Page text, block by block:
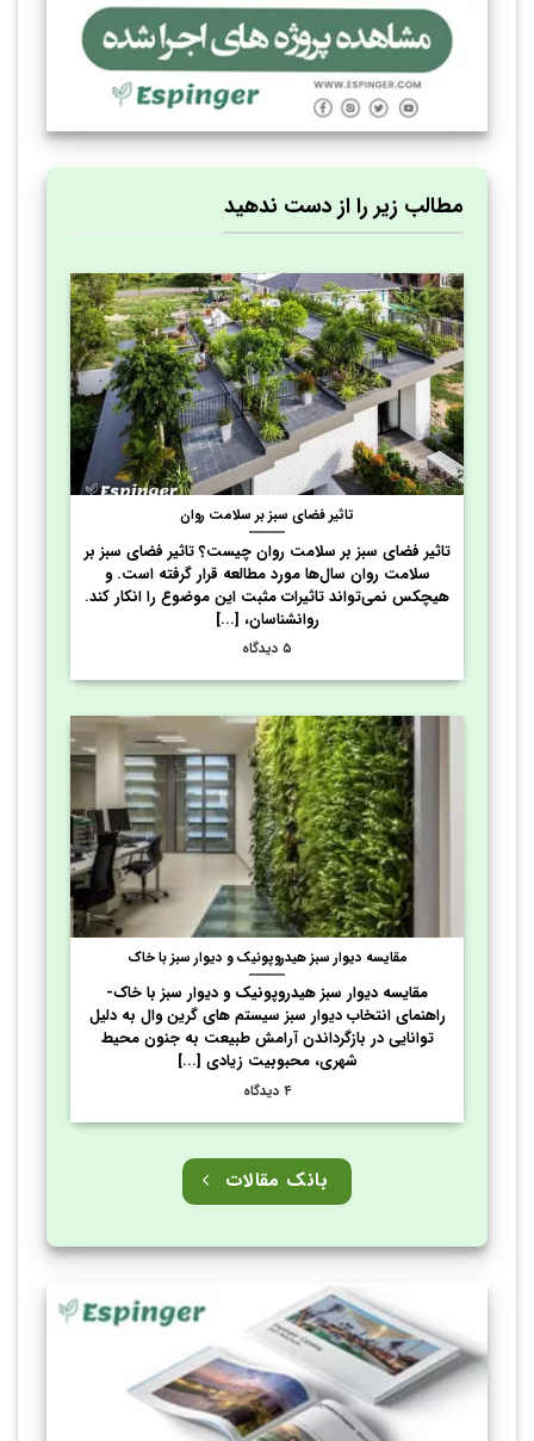
مطالب زیر را از دست ندهید
تاثیر فضای سبز بر سلامت روان
تاثیر فضای سبز بر سلامت روان چیست؟ تاثیر فضای سبز بر
سلامت روان سال‌ها مورد مطالعه قرار گرفته است. و
هیچکس نمی‌تواند تاثیرات مثبت این موضوع را انکار کند.
روانشناسان، [...]
۵ دیدگاه
مقایسه دیوار سبز هیدروپونیک و دیوار سبز با خاک
مقایسه دیوار سبز هیدروپونیک و دیوار سبز با خاک-
راهنمای انتخاب دیوار سبز سیستم های گرین وال به دلیل
توانایی در بازگرداندن آرامش طبیعت به جنون محیط
شهری، محبوبیت زیادی [...]
۴ دیدگاه
بانک مقالات